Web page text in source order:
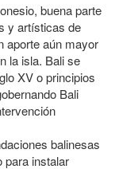
buena parte
y artísticas de
aporte aún mayor
la isla. Bali se
XV o principios
Bali
balinesas
para instalar